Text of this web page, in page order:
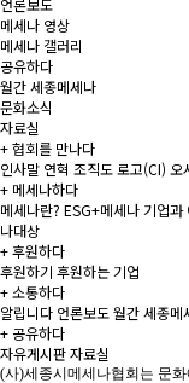
언론보도
메세나 영상
메세나 갤러리
공유하다
월간 세종메세나
문화소식
자료실
+협회를 만나다
인사말 연혁 조직도로고(CI) 오
+ 메세나하다
메세나란? ESG+메세나기업과
나대상
+후원하다
후원하기 후원하는 기업
+소통하다
알립니다 언론보도월간 세종메
+ 공유하다
자유게시판자료실
(사)세종시메세나협회는 문